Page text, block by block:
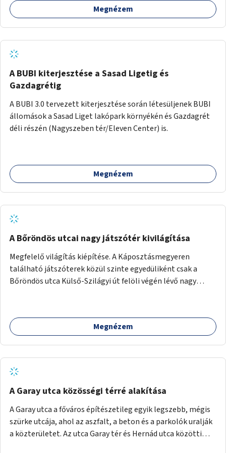
barátságosabbá és zöldebbé lehetne tenni a megállókat.
Megnézem
A BUBI kiterjesztése a Sasad Ligetig és
Gazdagrétig
A BUBI 3.0 tervezett kiterjesztése során létesüljenek BUBI
állomások a Sasad Liget lakópark környékén és Gazdagrét
déli részén (Nagyszeben tér/Eleven Center) is.
Megnézem
A Bőröndös utcai nagy játszótér kivilágítása
Megfelelő világítás kiépítése. A Káposztásmegyeren
található játszóterek közül szinte egyedüliként csak a
Bőröndös utca Külső-Szilágyi út felöli végén lévő nagy
Megnézem
A Garay utca közösségi térré alakítása
A Garay utca a főváros építészetileg egyik legszebb, mégis
szürke utcája, ahol az aszfalt, a beton és a parkolók uralják
a közterületet. Az utca Garay tér és Hernád utca közötti